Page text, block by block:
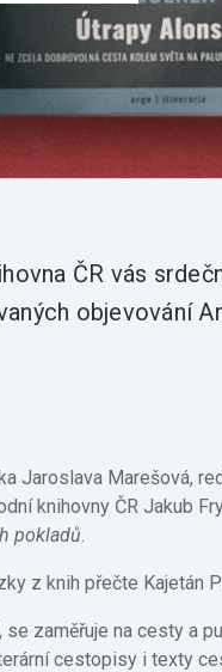
ČR vás
objevování
Jaroslava Marešová,
knihovny ČR Jakub
pokladů.
z knih přečte Kajetán
zaměřuje na cesty a
cestopisy i texty